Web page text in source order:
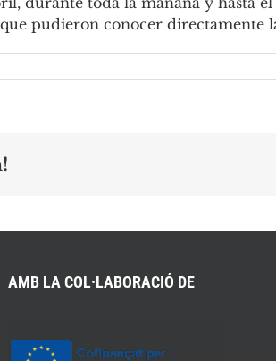
pudieron conocer directamente
AMB LA COL·LABORACIÓ DE